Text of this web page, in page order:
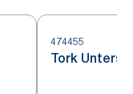
474455
Tork